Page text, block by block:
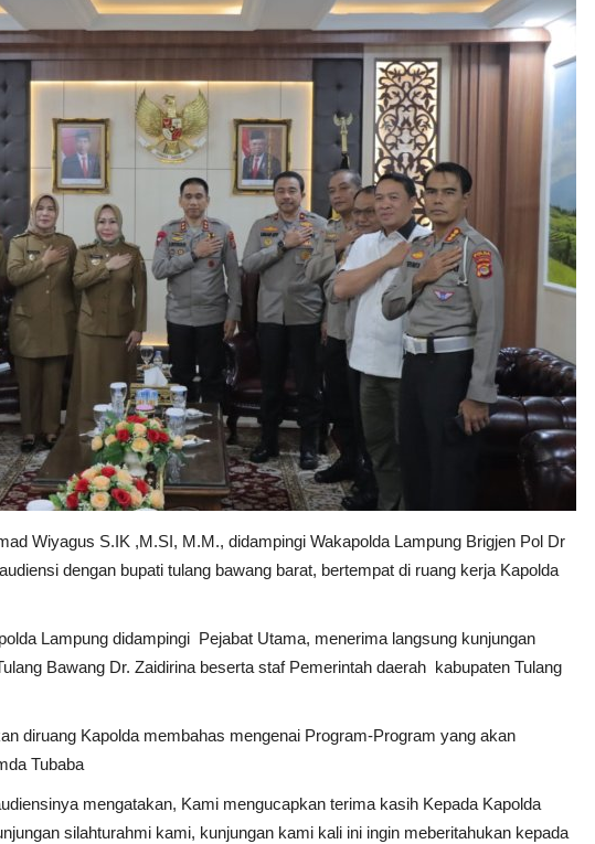
Wiyagus S.IK ,M.SI, M.M., didampingi Wakapolda Lampung Brigjen Pol Dr
dengan bupati tulang bawang barat, bertempat di ruang kerja Kapolda
Lampung didampingi Pejabat Utama, menerima langsung kunjungan
Bawang Dr. Zaidirina beserta staf Pemerintah daerah kabupaten Tulang
diruang Kapolda membahas mengenai Program-Program yang akan
Tubaba
mengatakan, Kami mengucapkan terima kasih Kepada Kapolda
silahturahmi kami, kunjungan kami kali ini ingin meberitahukan kepada